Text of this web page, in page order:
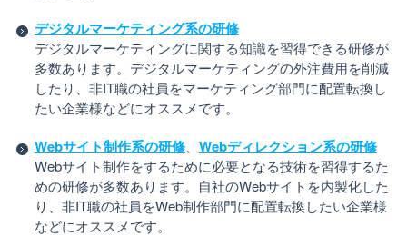
デジタルマーケティング系の研修
デジタルマーケティングに関する知識を習得できる研修が
多数あります。デジタルマーケティングの外注費用を削減
したり、非IT職の社員をマーケティング部門に配置転換し
たい企業様などにオススメです。
Webサイト制作系の研修、 Webディレクション系の研修
Webサイト制作をするために必要となる技術を習得するた
めの研修が多数あります。自社のWebサイトを内製化した
り、非IT職の社員をWeb制作部門に配置転換したい企業様
などにオススメです。